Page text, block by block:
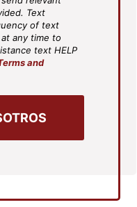
Text
of text
any time to
text HELP
and